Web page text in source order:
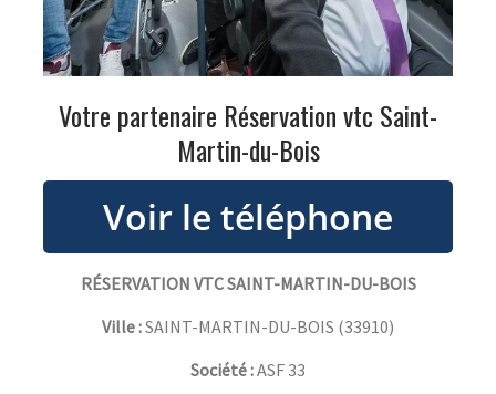
Votre partenaire Réservation vtc Saint-
Martin-du-Bois
RÉSERVATION VTC SAINT-MARTIN-DU-BOIS
Ville :SAINT-MARTIN-DU-BOIS (33910)
Société :ASF 33